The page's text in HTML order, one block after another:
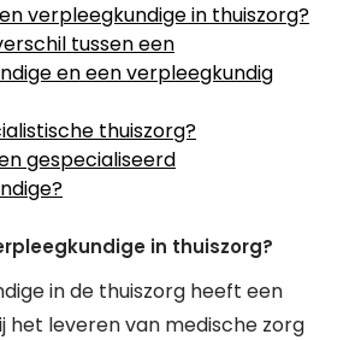
verpleegkundige in thuiszorg?
tussen een
en een verpleegkundig
thuiszorg?
gespecialiseerd
in thuiszorg?
in de thuiszorg heeft een
het leveren van medische zorg